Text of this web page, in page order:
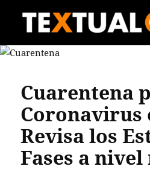
TEXTUAL
Cuarentena
Coronavirus
Revisa los
Fases a